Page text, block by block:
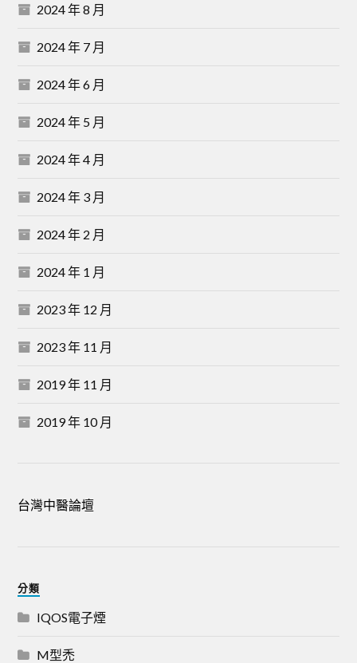
2024 年 8 月
2024 年 7 月
2024 年 6 月
2024 年 5 月
2024 年 4 月
2024 年 3 月
2024 年 2 月
2024 年 1 月
2023 年 12 月
2023 年 11 月
2019 年 11 月
2019 年 10 月
台灣中醫論壇
分類
IQOS電子煙
M型禿